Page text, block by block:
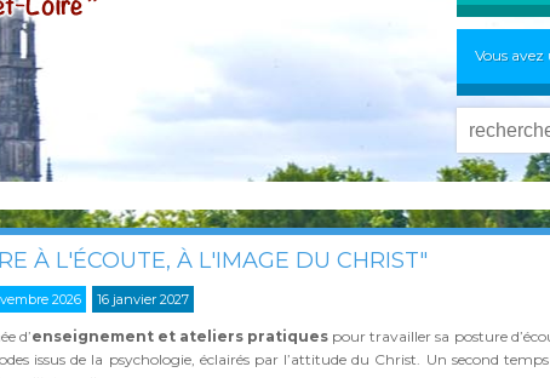
Vous avez
À L'ÉCOUTE, À L'IMAGE DU CHRIST"
2026 16 janvier 2027
d’enseignement et ateliers pratiques pour travailler sa posture
issus de la psychologie, éclairés par l’attitude du Christ. Un second